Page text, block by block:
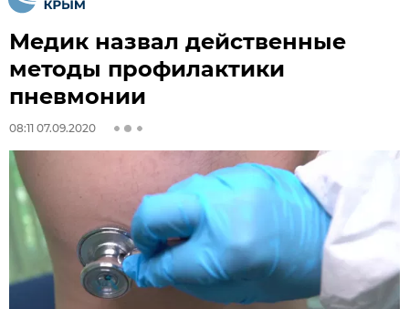
Медик назвал действенные
методы профилактики
пневмонии
08:11 07.09.2020